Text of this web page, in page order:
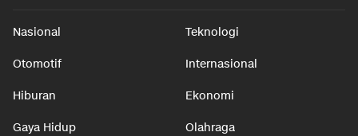
Nasional Teknologi
Otomotif Internasional
Hiburan Ekonomi
Gaya Hidup Olahraga